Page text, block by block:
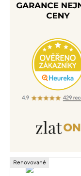
Renovované